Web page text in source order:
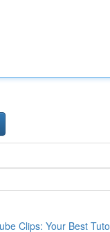
Clips: Your Best